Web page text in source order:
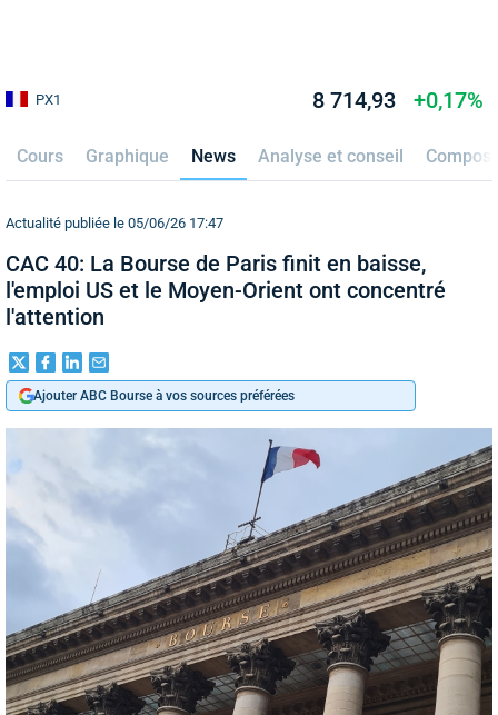
PX1 8 714,93 +0,17%
Cours Graphique News Analyse et conseil
Actualité publiée le 05/06/26 17:47
CAC 40: La Bourse de Paris finit en baisse,
l'emploi US et le Moyen-Orient ont concentré
l'attention
Ajouter ABC Bourse à vos sources préférées